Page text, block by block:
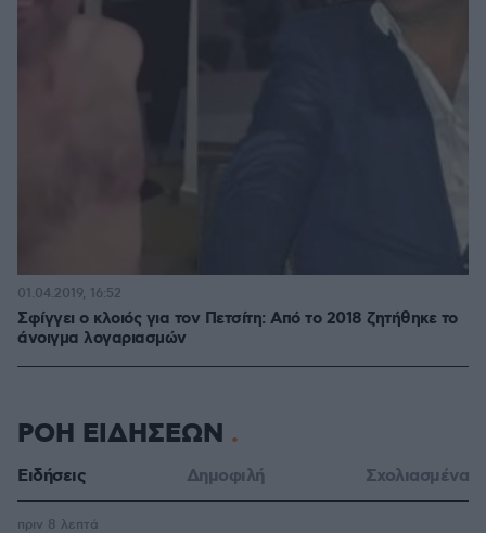
Σφίγγει ο κλοιός για τον Πετσίτη: Από το 2018 ζητήθηκε το
άνοιγμα λογαριασμών
01.04.2019, 16:52
ΡΟΗ ΕΙΔΗΣΕΩΝ
Ειδήσεις Δημοφιλή Σχολιασμένα
πριν 8 λεπτά